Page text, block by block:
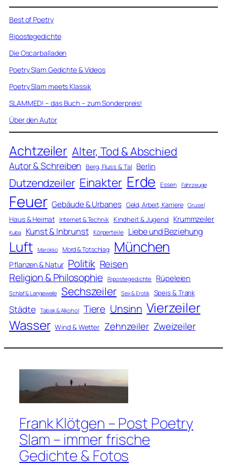
Best of Poetry
Ripostegedichte
Die Oscarballaden
Poetry Slam Gedichte & Videos
Poetry Slam meets Klassik
SLAMMED! – das Buch – zum Sonderpreis!
Über den Autor
Achtzeiler Alter, Tod & Abschied
Autor & Schreiben Berg, Fluss & Tal Berlin
Dutzendzeiler Einakter Erde Essen Fahrzeuge
Feuer Gebäude & Urbanes Geld, Arbeit, Karriere Grusel
Haus & Heimat Internet & Technik Kindheit & Jugend Krummzeiler
Kuba Kunst & Inbrunst Körperteile Liebe und Beziehung
Luft Marokko Mord & Totschlag München
Pflanzen & Natur Politik Reisen
Religion & Philosophie Ripostegedichte Rüpeleien
Schlaf & Langeweile Sechszeiler Sex & Erotik Speis & Trank
Städte Tabak & Alkohol Tiere Unsinn Vierzeiler
Wasser Wind & Wetter Zehnzeiler Zweizeiler
Frank Klötgen – Post Poetry
Slam – immer frische
Gedichte & Fotos